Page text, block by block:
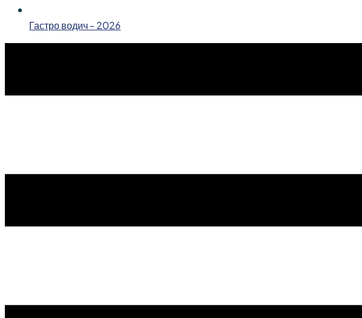
Гастро водич - 2026